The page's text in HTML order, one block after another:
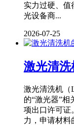
实力过硬、值
光设备商...
2026-07-25
激光清洗
激光清洗机（
的“激光器”
项出口许可证
力，申请材料